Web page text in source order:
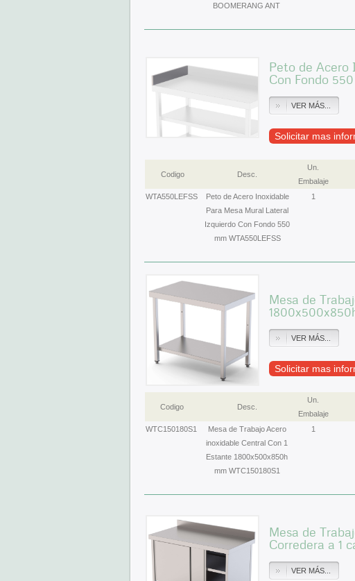
BOOMERANG ANT
Peto de Acero
Con Fondo
VER MÁS...
Solicitar mas
Codigo Desc.
Un.
Embalaje
WTA550LEFSS
Peto de Acero Inoxidable
Para Mesa Mural Lateral
Izquierdo Con Fondo 550
mm WTA550LEFSS
1
Mesa de
VER MÁS...
Solicitar mas
Codigo Desc.
Un.
Embalaje
WTC150180S1
Mesa de Trabajo Acero
inoxidable Central Con 1
Estante 1800x500x850h
mm WTC150180S1
1
Mesa de
Corredera a 1
VER MÁS...